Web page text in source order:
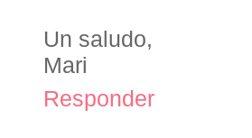
Un saludo,
Mari
Responder